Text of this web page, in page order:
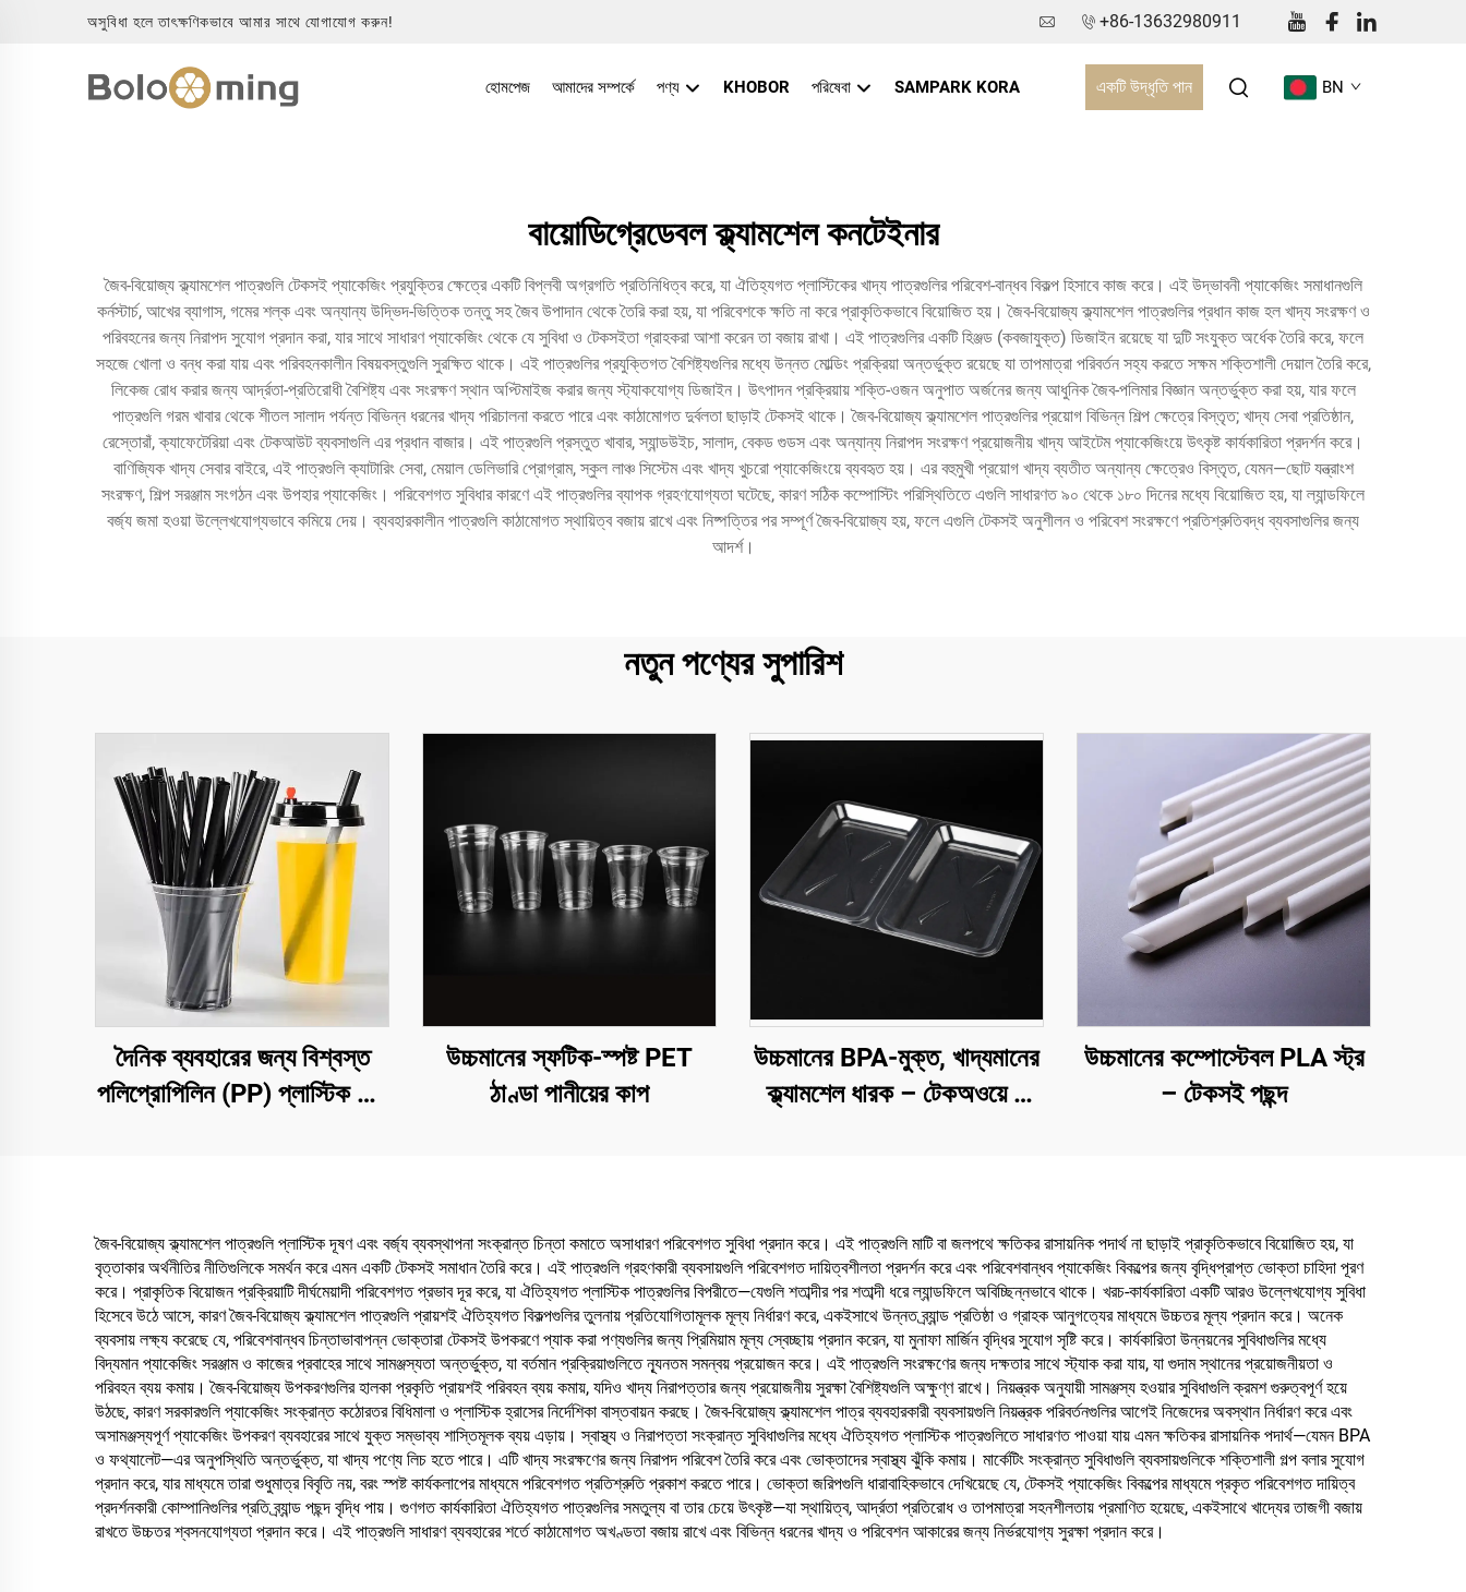
অসুবিধা হলে তাৎক্ষণিকভাবে আমার সাথে যোগাযোগ করুন! +86-13632980911
হোমপেজ আমাদের সম্পর্কে পণ্য KHOBOR পরিষেবা SAMPARK KORA একটি উদ্ধৃতি পান BN
বায়োডিগ্রেডেবল ক্ল্যামশেল কনটেইনার
জৈব-বিয়োজ্য ক্ল্যামশেল পাত্রগুলি টেকসই প্যাকেজিং প্রযুক্তির ক্ষেত্রে একটি বিপ্লবী অগ্রগতি প্রতিনিধিত্ব করে, যা ঐতিহ্যগত প্লাস্টিকের খাদ্য পাত্রগুলির পরিবেশ-বান্ধব বিকল্প হিসাবে কাজ করে। এই উদ্ভাবনী প্যাকেজিং সমাধানগুলি
কর্নস্টার্চ, আখের ব্যাগাস, গমের শল্ক এবং অন্যান্য উদ্ভিদ-ভিত্তিক তন্তু সহ জৈব উপাদান থেকে তৈরি করা হয়, যা পরিবেশকে ক্ষতি না করে প্রাকৃতিকভাবে বিয়োজিত হয়। জৈব-বিয়োজ্য ক্ল্যামশেল পাত্রগুলির প্রধান কাজ হল খাদ্য সংরক্ষণ ও
পরিবহনের জন্য নিরাপদ সুযোগ প্রদান করা, যার সাথে সাধারণ প্যাকেজিং থেকে যে সুবিধা ও টেকসইতা গ্রাহকরা আশা করেন তা বজায় রাখা। এই পাত্রগুলির একটি হিঞ্জড (কবজাযুক্ত) ডিজাইন রয়েছে যা দুটি সংযুক্ত অর্ধেক তৈরি করে, ফলে
সহজে খোলা ও বন্ধ করা যায় এবং পরিবহনকালীন বিষয়বস্তুগুলি সুরক্ষিত থাকে। এই পাত্রগুলির প্রযুক্তিগত বৈশিষ্ট্যগুলির মধ্যে উন্নত মোল্ডিং প্রক্রিয়া অন্তর্ভুক্ত রয়েছে যা তাপমাত্রা পরিবর্তন সহ্য করতে সক্ষম শক্তিশালী দেয়াল তৈরি করে,
লিকেজ রোধ করার জন্য আর্দ্রতা-প্রতিরোধী বৈশিষ্ট্য এবং সংরক্ষণ স্থান অপ্টিমাইজ করার জন্য স্ট্যাকযোগ্য ডিজাইন। উৎপাদন প্রক্রিয়ায় শক্তি-ওজন অনুপাত অর্জনের জন্য আধুনিক জৈব-পলিমার বিজ্ঞান অন্তর্ভুক্ত করা হয়, যার ফলে
পাত্রগুলি গরম খাবার থেকে শীতল সালাদ পর্যন্ত বিভিন্ন ধরনের খাদ্য পরিচালনা করতে পারে এবং কাঠামোগত দুর্বলতা ছাড়াই টেকসই থাকে। জৈব-বিয়োজ্য ক্ল্যামশেল পাত্রগুলির প্রয়োগ বিভিন্ন শিল্প ক্ষেত্রে বিস্তৃত; খাদ্য সেবা প্রতিষ্ঠান,
রেস্তোরাঁ, ক্যাফেটেরিয়া এবং টেকআউট ব্যবসাগুলি এর প্রধান বাজার। এই পাত্রগুলি প্রস্তুত খাবার, স্যান্ডউইচ, সালাদ, বেকড গুডস এবং অন্যান্য নিরাপদ সংরক্ষণ প্রয়োজনীয় খাদ্য আইটেম প্যাকেজিংয়ে উৎকৃষ্ট কার্যকারিতা প্রদর্শন করে।
বাণিজ্যিক খাদ্য সেবার বাইরে, এই পাত্রগুলি ক্যাটারিং সেবা, মেয়াল ডেলিভারি প্রোগ্রাম, স্কুল লাঞ্চ সিস্টেম এবং খাদ্য খুচরো প্যাকেজিংয়ে ব্যবহৃত হয়। এর বহুমুখী প্রয়োগ খাদ্য ব্যতীত অন্যান্য ক্ষেত্রেও বিস্তৃত, যেমন—ছোট যন্ত্রাংশ
সংরক্ষণ, শিল্প সরঞ্জাম সংগঠন এবং উপহার প্যাকেজিং। পরিবেশগত সুবিধার কারণে এই পাত্রগুলির ব্যাপক গ্রহণযোগ্যতা ঘটেছে, কারণ সঠিক কম্পোস্টিং পরিস্থিতিতে এগুলি সাধারণত ৯০ থেকে ১৮০ দিনের মধ্যে বিয়োজিত হয়, যা ল্যান্ডফিলে
বর্জ্য জমা হওয়া উল্লেখযোগ্যভাবে কমিয়ে দেয়। ব্যবহারকালীন পাত্রগুলি কাঠামোগত স্থায়িত্ব বজায় রাখে এবং নিষ্পত্তির পর সম্পূর্ণ জৈব-বিয়োজ্য হয়, ফলে এগুলি টেকসই অনুশীলন ও পরিবেশ সংরক্ষণে প্রতিশ্রুতিবদ্ধ ব্যবসাগুলির জন্য
আদর্শ।
নতুন পণ্যের সুপারিশ
দৈনিক ব্যবহারের জন্য বিশ্বস্ত
পলিপ্রোপিলিন (PP) প্লাস্টিক স্ট্র
উচ্চমানের স্ফটিক-স্পষ্ট PET
ঠাণ্ডা পানীয়ের কাপ
উচ্চমানের BPA-মুক্ত, খাদ্যমানের
ক্ল্যামশেল ধারক – টেকঅওয়ে ও
উচ্চমানের কম্পোস্টেবল PLA স্ট্র
– টেকসই পছন্দ
জৈব-বিয়োজ্য ক্ল্যামশেল পাত্রগুলি প্লাস্টিক দূষণ এবং বর্জ্য ব্যবস্থাপনা সংক্রান্ত চিন্তা কমাতে অসাধারণ পরিবেশগত সুবিধা প্রদান করে। এই পাত্রগুলি মাটি বা জলপথে ক্ষতিকর রাসায়নিক পদার্থ না ছাড়াই প্রাকৃতিকভাবে বিয়োজিত হয়, যা
বৃত্তাকার অর্থনীতির নীতিগুলিকে সমর্থন করে এমন একটি টেকসই সমাধান তৈরি করে। এই পাত্রগুলি গ্রহণকারী ব্যবসায়গুলি পরিবেশগত দায়িত্বশীলতা প্রদর্শন করে এবং পরিবেশবান্ধব প্যাকেজিং বিকল্পের জন্য বৃদ্ধিপ্রাপ্ত ভোক্তা চাহিদা পূরণ
করে। প্রাকৃতিক বিয়োজন প্রক্রিয়াটি দীর্ঘমেয়াদী পরিবেশগত প্রভাব দূর করে, যা ঐতিহ্যগত প্লাস্টিক পাত্রগুলির বিপরীতে—যেগুলি শতাব্দীর পর শতাব্দী ধরে ল্যান্ডফিলে অবিচ্ছিন্নভাবে থাকে। খরচ-কার্যকারিতা একটি আরও উল্লেখযোগ্য সুবিধা
হিসেবে উঠে আসে, কারণ জৈব-বিয়োজ্য ক্ল্যামশেল পাত্রগুলি প্রায়শই ঐতিহ্যগত বিকল্পগুলির তুলনায় প্রতিযোগিতামূলক মূল্য নির্ধারণ করে, একইসাথে উন্নত ব্র্যান্ড প্রতিষ্ঠা ও গ্রাহক আনুগত্যের মাধ্যমে উচ্চতর মূল্য প্রদান করে। অনেক
ব্যবসায় লক্ষ্য করেছে যে, পরিবেশবান্ধব চিন্তাভাবাপন্ন ভোক্তারা টেকসই উপকরণে প্যাক করা পণ্যগুলির জন্য প্রিমিয়াম মূল্য স্বেচ্ছায় প্রদান করেন, যা মুনাফা মার্জিন বৃদ্ধির সুযোগ সৃষ্টি করে। কার্যকারিতা উন্নয়নের সুবিধাগুলির মধ্যে
বিদ্যমান প্যাকেজিং সরঞ্জাম ও কাজের প্রবাহের সাথে সামঞ্জস্যতা অন্তর্ভুক্ত, যা বর্তমান প্রক্রিয়াগুলিতে ন্যূনতম সমন্বয় প্রয়োজন করে। এই পাত্রগুলি সংরক্ষণের জন্য দক্ষতার সাথে স্ট্যাক করা যায়, যা গুদাম স্থানের প্রয়োজনীয়তা ও
পরিবহন ব্যয় কমায়। জৈব-বিয়োজ্য উপকরণগুলির হালকা প্রকৃতি প্রায়শই পরিবহন ব্যয় কমায়, যদিও খাদ্য নিরাপত্তার জন্য প্রয়োজনীয় সুরক্ষা বৈশিষ্ট্যগুলি অক্ষুণ্ণ রাখে। নিয়ন্ত্রক অনুযায়ী সামঞ্জস্য হওয়ার সুবিধাগুলি ক্রমশ গুরুত্বপূর্ণ হয়ে
উঠছে, কারণ সরকারগুলি প্যাকেজিং সংক্রান্ত কঠোরতর বিধিমালা ও প্লাস্টিক হ্রাসের নির্দেশিকা বাস্তবায়ন করছে। জৈব-বিয়োজ্য ক্ল্যামশেল পাত্র ব্যবহারকারী ব্যবসায়গুলি নিয়ন্ত্রক পরিবর্তনগুলির আগেই নিজেদের অবস্থান নির্ধারণ করে এবং
অসামঞ্জস্যপূর্ণ প্যাকেজিং উপকরণ ব্যবহারের সাথে যুক্ত সম্ভাব্য শাস্তিমূলক ব্যয় এড়ায়। স্বাস্থ্য ও নিরাপত্তা সংক্রান্ত সুবিধাগুলির মধ্যে ঐতিহ্যগত প্লাস্টিক পাত্রগুলিতে সাধারণত পাওয়া যায় এমন ক্ষতিকর রাসায়নিক পদার্থ—যেমন BPA
ও ফথ্যালেট—এর অনুপস্থিতি অন্তর্ভুক্ত, যা খাদ্য পণ্যে লিচ হতে পারে। এটি খাদ্য সংরক্ষণের জন্য নিরাপদ পরিবেশ তৈরি করে এবং ভোক্তাদের স্বাস্থ্য ঝুঁকি কমায়। মার্কেটিং সংক্রান্ত সুবিধাগুলি ব্যবসায়গুলিকে শক্তিশালী গল্প বলার সুযোগ
প্রদান করে, যার মাধ্যমে তারা শুধুমাত্র বিবৃতি নয়, বরং স্পষ্ট কার্যকলাপের মাধ্যমে পরিবেশগত প্রতিশ্রুতি প্রকাশ করতে পারে। ভোক্তা জরিপগুলি ধারাবাহিকভাবে দেখিয়েছে যে, টেকসই প্যাকেজিং বিকল্পের মাধ্যমে প্রকৃত পরিবেশগত দায়িত্ব
প্রদর্শনকারী কোম্পানিগুলির প্রতি ব্র্যান্ড পছন্দ বৃদ্ধি পায়। গুণগত কার্যকারিতা ঐতিহ্যগত পাত্রগুলির সমতুল্য বা তার চেয়ে উৎকৃষ্ট—যা স্থায়িত্ব, আর্দ্রতা প্রতিরোধ ও তাপমাত্রা সহনশীলতায় প্রমাণিত হয়েছে, একইসাথে খাদ্যের তাজগী বজায়
রাখতে উচ্চতর শ্বসনযোগ্যতা প্রদান করে। এই পাত্রগুলি সাধারণ ব্যবহারের শর্তে কাঠামোগত অখণ্ডতা বজায় রাখে এবং বিভিন্ন ধরনের খাদ্য ও পরিবেশন আকারের জন্য নির্ভরযোগ্য সুরক্ষা প্রদান করে।